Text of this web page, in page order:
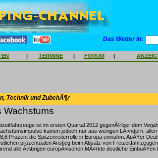
Das Wetter in:
| TERMINE | FORUM |
Technik und ZubehÃ¶r
Wachstums
ist im ersten Quartal 2012 gegenÃ¼ber dem
kamen jedoch nur aus wenigen LÃ¤ndern,
Prozent die Spitzenreiterrolle in Europa einnahm. AuÃŸer
prozentualen Anstieg beim Absatz von
alle Ã¼brigen europÃ¤ischen MÃ¤rkte deutliche EinbuÃŸen